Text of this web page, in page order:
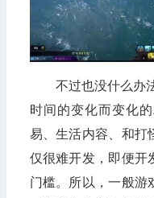
不过也没什么办
时间的变化而变化
易、生活内容、和打
仅很难开发，即便开
门槛。所以，一般游